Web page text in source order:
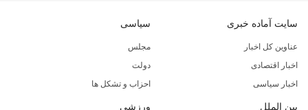
سایت آماده خبری
عناوین کل اخبار
اخبار اقتصادی
اخبار سیاسی
سیاسی
مجلس
دولت
احزاب و تشکل ها
بین الملل ورزشی